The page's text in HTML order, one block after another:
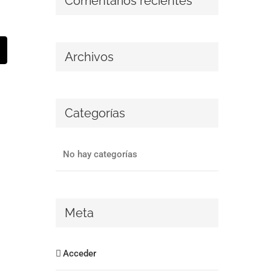
Archivos
Categorías
No hay categorías
Meta
Acceder